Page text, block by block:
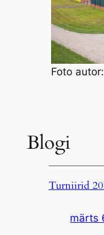
Foto
Blogi
Turniirid
märts